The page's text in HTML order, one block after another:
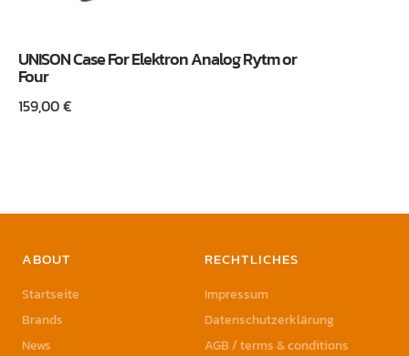
UNISON Case For Elektron Analog Rytm or
Four
159,00€
ABOUT
Startseite
Brands
News
RECHTLICHES
Impressum
Datenschutzerklärung
AGB / terms & conditions